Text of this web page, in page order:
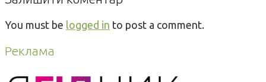
You must be logged in to post a comment.
Реклама